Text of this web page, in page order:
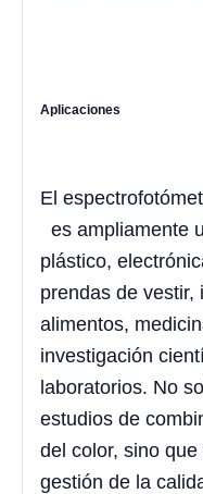
Aplicaciones
El
es ampliamente
plástico,
prendas de vestir,
alimentos,
investigación
laboratorios. No
estudios de
del color, sino
gestión de la